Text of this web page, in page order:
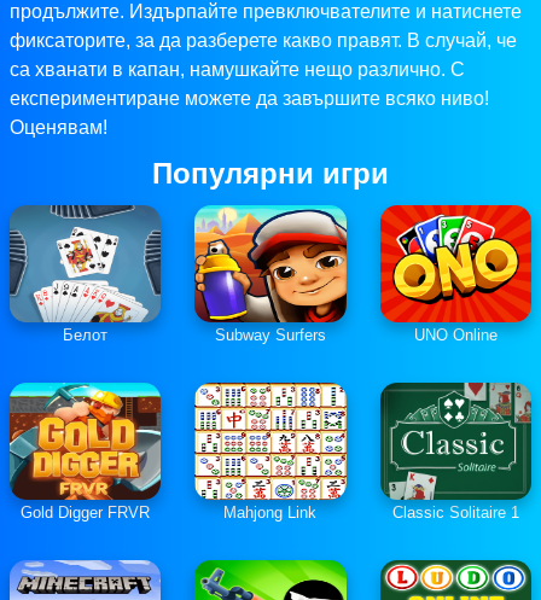
продължите. Издърпайте превключвателите и натиснете
фиксаторите, за да разберете какво правят. В случай, че
са хванати в капан, намушкайте нещо различно. С
експериментиране можете да завършите всяко ниво!
Оценявам!
Популярни игри
Белот Subway Surfers UNO Online
Gold Digger FRVR Mahjong Link Classic Solitaire 1